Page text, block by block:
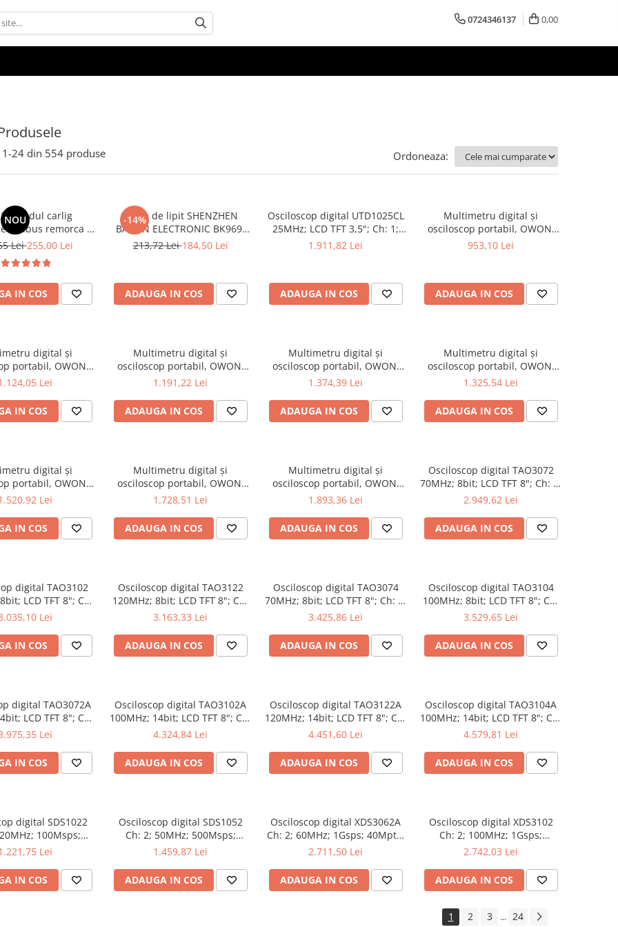
0724346137 0,00
1-24 din 554 produse Ordoneaza:
NOUmodul carlig
canbus remorca 7
12V Universal
Lei255,00 Lei
IN COS
-14%
Stație de lipit SHENZHEN
BAKON ELECTRONIC BK969,
200...480°C control analogic,
213,72 Lei184,50 Lei
ADAUGA IN COS
Osciloscop digital UTD1025CL
25MHz; LCD TFT 3,5"; Ch: 1;
250Msps; 12kpts compatibil
1.911,82 Lei
ADAUGA IN COS
Multimetru digital și
osciloscop portabil, OWON,
HDS242, 200mV-1kV, 200mA-
953,10 Lei
ADAUGA IN COS
digital și
portabil, OWON,
200mV-1kV, 200mA-
Lei
IN COS
Multimetru digital și
osciloscop portabil, OWON,
HDS272, 200mV-1kV, 200mA-
1.191,22 Lei
ADAUGA IN COS
Multimetru digital și
osciloscop portabil, OWON,
HDS272S, 200mV-1kV, 200mA-
1.374,39 Lei
ADAUGA IN COS
Multimetru digital și
osciloscop portabil, OWON,
HDS2102, 200mV-1kV, 200mA-
1.325,54 Lei
ADAUGA IN COS
digital și
portabil, OWON,
200mV-1kV,
Lei
IN COS
Multimetru digital și
osciloscop portabil, OWON,
HDS2202, 200mV-1kV, 200mA-
1.728,51 Lei
ADAUGA IN COS
Multimetru digital și
osciloscop portabil, OWON,
HDS2202S, 200mV-1kV,
1.893,36 Lei
ADAUGA IN COS
Osciloscop digital TAO3072
70MHz; 8bit; LCD TFT 8"; Ch: 2;
1Gsps; 40Mpts sustinand
2.949,62 Lei
ADAUGA IN COS
digital TAO3102
LCD TFT 8"; Ch:
40Mpts pentru a
Lei
IN COS
Osciloscop digital TAO3122
120MHz; 8bit; LCD TFT 8"; Ch:
2; 1Gsps; 40Mpts ce include
3.163,33 Lei
ADAUGA IN COS
Osciloscop digital TAO3074
70MHz; 8bit; LCD TFT 8"; Ch: 4;
1Gsps; 40Mpts compatibil cu
3.425,86 Lei
ADAUGA IN COS
Osciloscop digital TAO3104
100MHz; 8bit; LCD TFT 8"; Ch:
4; 1Gsps; 40Mpts inclus in
3.529,65 Lei
ADAUGA IN COS
digital TAO3072A
LCD TFT 8"; Ch:
40Mpts dotat cu
Lei
IN COS
Osciloscop digital TAO3102A
100MHz; 14bit; LCD TFT 8"; Ch:
2; 1Gsps; 40Mpts dotat cu
4.324,84 Lei
ADAUGA IN COS
Osciloscop digital TAO3122A
120MHz; 14bit; LCD TFT 8"; Ch:
2; 1Gsps; 40Mpts integrat cu
4.451,60 Lei
ADAUGA IN COS
Osciloscop digital TAO3104A
100MHz; 14bit; LCD TFT 8"; Ch:
4; 1Gsps; 40Mpts care permite
4.579,81 Lei
ADAUGA IN COS
digital SDS1022
100Msps;
7"S; 15W care
Lei
IN COS
Osciloscop digital SDS1052
Ch: 2; 50MHz; 500Msps;
10kpts; LCD 7"S; ≤7ns avand
1.459,87 Lei
ADAUGA IN COS
Osciloscop digital XDS3062A
Ch: 2; 60MHz; 1Gsps; 40Mpts;
LCD TFT 8"; XDS care ofera
2.711,50 Lei
ADAUGA IN COS
Osciloscop digital XDS3102
Ch: 2; 100MHz; 1Gsps;
40Mpts; LCD TFT 8"; XDS ce
2.742,03 Lei
ADAUGA IN COS
1 2 3 ... 24